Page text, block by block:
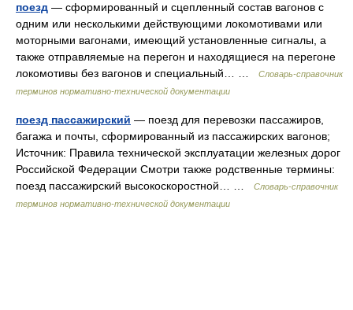
поезд — сформированный и сцепленный состав вагонов с
одним или несколькими действующими локомотивами или
моторными вагонами, имеющий установленные сигналы, а
также отправляемые на перегон и находящиеся на перегоне
локомотивы без вагонов и специальный… …
Словарь-справочник
терминов нормативно-технической документации
поезд пассажирский — поезд для перевозки пассажиров,
багажа и почты, сформированный из пассажирских вагонов;
Источник: Правила технической эксплуатации железных дорог
Российской Федерации Смотри также родственные термины:
поезд пассажирский высокоскоростной… …
Словарь-справочник
терминов нормативно-технической документации